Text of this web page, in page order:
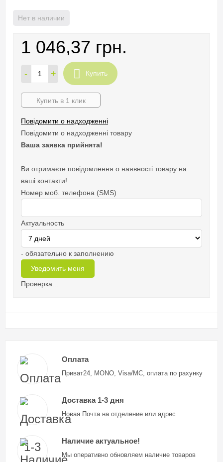
Нет в наличии
1 046,37 грн.
- + Купить
Купить в 1 клик
Повідомити о надходженні
Повідомити о надходженні товару
Ваша заявка прийнята!
Ви отримаєте повідомлення о наявності товару на
ваші контакти!
Номер моб. телефона (SMS)
Актуальность
- обязательно к заполнению
Проверка...
Оплата
Приват24, MONO, Visa/MC, оплата по рахунку
Доставка 1-3 дня
Новая Почта на отделение или адрес
Наличие актуальное!
Мы оперативно обновляем наличие товаров